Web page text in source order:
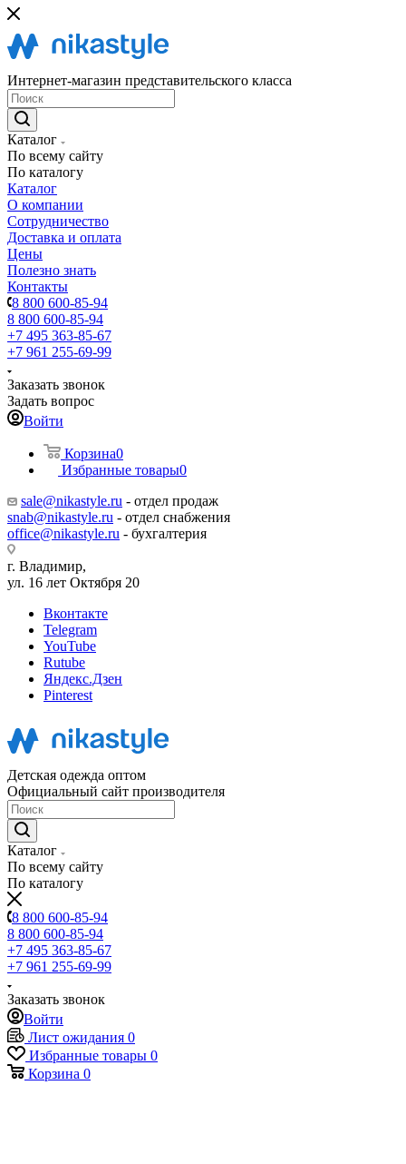
Интернет-магазин представительского класса
Каталог
По всему сайту
По каталогу
Каталог
О компании
Сотрудничество
Доставка и оплата
Цены
Полезно знать
Контакты
8 800 600-85-94
8 800 600-85-94
+7 495 363-85-67
+7 961 255-69-99
Заказать звонок
Задать вопрос
Войти
Корзина0
Избранные товары0
sale@nikastyle.ru - отдел продаж
snab@nikastyle.ru - отдел снабжения
office@nikastyle.ru - бухгалтерия
г. Владимир,
ул. 16 лет Октября 20
Вконтакте
Telegram
YouTube
Rutube
Яндекс.Дзен
Pinterest
Детская одежда оптом
Официальный сайт производителя
Каталог
По всему сайту
По каталогу
8 800 600-85-94
8 800 600-85-94
+7 495 363-85-67
+7 961 255-69-99
Заказать звонок
Войти
Лист ожидания 0
Избранные товары 0
Корзина 0